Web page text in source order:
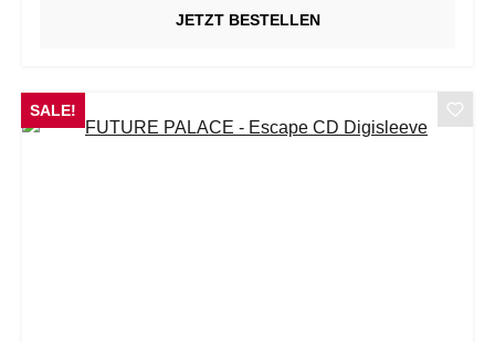
JETZT BESTELLEN
SALE!